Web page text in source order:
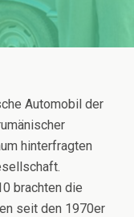
Automobil der
hinterfragten
brachten die
seit den 1970er